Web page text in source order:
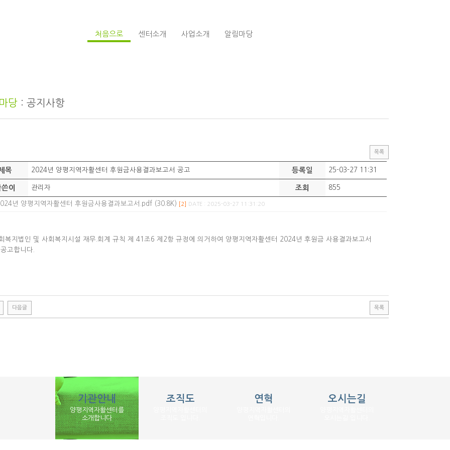
처음으로 센터소개 사업소개 알림마당
당 : 공지사항
목록
목 2024년 양평지역자활센터 후원금사용결과보고서 공고 등록일 25-03-27 11:31
이 관리자 조회 855
년 양평지역자활센터 후원금사용결과보고서.pdf (30.8K) [2] DATE : 2025-03-27 11:31:20
복지법인 및 사회복지시설 재무.회계 규칙 제 41조6 제2항 규정에 의거하여 양평지역자활센터 2024년 후원금 사용결과보고서
고합니다.
다음글 목록
기관안내
양평지역자활센터를
소개합니다
조직도 연혁 오시는길